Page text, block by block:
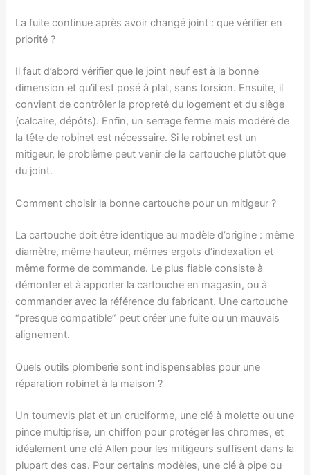
La fuite continue après avoir changé joint : que vérifier en
priorité ?
Il faut d’abord vérifier que le joint neuf est à la bonne
dimension et qu’il est posé à plat, sans torsion. Ensuite, il
convient de contrôler la propreté du logement et du siège
(calcaire, dépôts). Enfin, un serrage ferme mais modéré de
la tête de robinet est nécessaire. Si le robinet est un
mitigeur, le problème peut venir de la cartouche plutôt que
du joint.
Comment choisir la bonne cartouche pour un mitigeur ?
La cartouche doit être identique au modèle d’origine : même
diamètre, même hauteur, mêmes ergots d’indexation et
même forme de commande. Le plus fiable consiste à
démonter et à apporter la cartouche en magasin, ou à
commander avec la référence du fabricant. Une cartouche
“presque compatible” peut créer une fuite ou un mauvais
alignement.
Quels outils plomberie sont indispensables pour une
réparation robinet à la maison ?
Un tournevis plat et un cruciforme, une clé à molette ou une
pince multiprise, un chiffon pour protéger les chromes, et
idéalement une clé Allen pour les mitigeurs suffisent dans la
plupart des cas. Pour certains modèles, une clé à pipe ou